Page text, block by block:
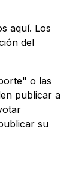
aquí. Los
del
o las
publicar a
su